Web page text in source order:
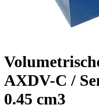
AXDV-C /
0.45 cm3